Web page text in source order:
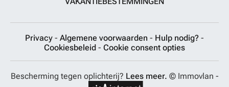
Privacy - Algemene voorwaarden - Hulp nodig? -
Cookiesbeleid - Cookie consent opties
Bescherming tegen oplichterij? Lees meer. © Immovlan -